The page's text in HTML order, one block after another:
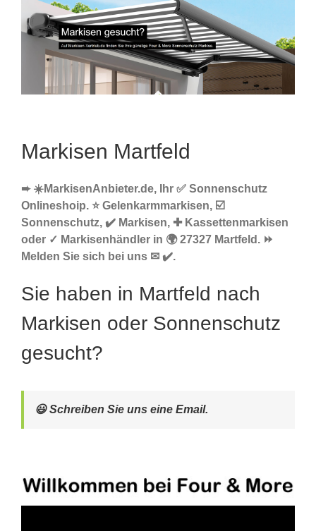
Markisen Martfeld
➨ ☀️MarkisenAnbieter.de, Ihr ✅ Sonnenschutz
Onlineshoip. ⭐ Gelenkarmmarkisen, ☑️
Sonnenschutz, ✔️ Markisen, ✚ Kassettenmarkisen
oder ✓ Markisenhändler in 🌍 27327 Martfeld. ⏩
Melden Sie sich bei uns ✉ ✔️.
Sie haben in Martfeld nach
Markisen oder Sonnenschutz
gesucht?
😃 Schreiben Sie uns eine Email.